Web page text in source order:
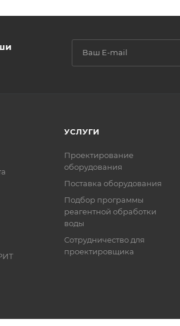
УСЛУГИ
Проектирование
оборудования
Поставка оборудования
Подбор программы
реагентной обработки
воды
Сотрудничество для
проектировщика